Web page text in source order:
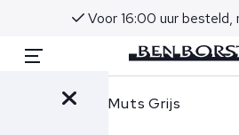
Voor 16:00 uur besteld,
Ralph Lauren Muts Grijs